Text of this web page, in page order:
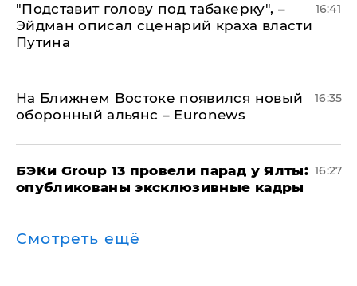
​"Подставит голову под табакерку", –
Эйдман описал сценарий краха власти
Путина
16:41
На Ближнем Востоке появился новый
оборонный альянс – Euronews
16:35
​БЭКи Group 13 провели парад у Ялты:
опубликованы эксклюзивные кадры
16:27
Смотреть ещё